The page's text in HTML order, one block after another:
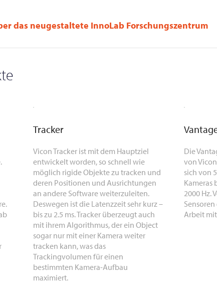
das neugestaltete InnoLab Forschungszentrum
Tracker
Vicon Tracker ist mit dem Hauptziel
entwickelt worden, so schnell wie
möglich rigide Objekte zu tracken und
deren Positionen und Ausrichtungen
an andere Software weiterzuleiten.
Deswegen ist die Latenzzeit sehr kurz –
bis zu 2.5 ms. Tracker überzeugt auch
mit ihrem Algorithmus, der ein Object
sogar nur mit einer Kamera weiter
tracken kann, was das
Trackingvolumen für einen
bestimmten Kamera-Aufbau
maximiert.
Die
von
sich von
Kameras
2000 Hz.
Arbeit